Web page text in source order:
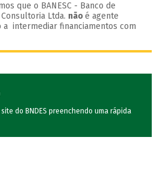
que o BANESC - Banco de
Ltda. nãoé agente
a intermediar financiamentos com
do BNDES preenchendo uma rápida